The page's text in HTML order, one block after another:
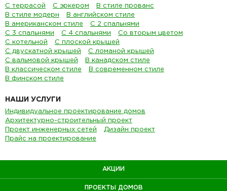
С террасой
С эркером
В стиле прованс
В стиле модерн
В английском стиле
В американском стиле
С 2 спальнями
С 3 спальнями
С 4 спальнями
Со вторым цветом
С котельной
С плоской крышей
С двускатной крышей
С ломаной крышей
С вальмовой крышей
В канадском стиле
В классическом стиле
В современном стиле
В финском стиле
НАШИ УСЛУГИ
Индивидуальное проектирование домов
Архитектурно-строительный проект
Проект инженерных сетей
Дизайн проект
Прайс на проектирование
АКЦИИ
ПРОЕКТЫ ДОМОВ